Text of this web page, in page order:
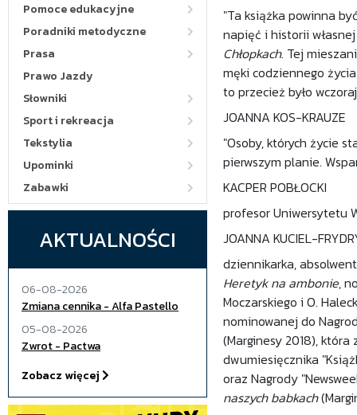
Pomoce edukacyjne
Poradniki metodyczne
Prasa
Prawo Jazdy
Słowniki
Sport i rekreacja
Tekstylia
Upominki
Zabawki
AKTUALNOŚCI
06-08-2026
Zmiana cennika - Alfa Pastello
05-08-2026
Zwrot - Pactwa
Zobacz więcej
"Ta książka powinna
napięć i historii
Chłopkach. Tej
męki codziennego
to przecież było
JOANNA KOS-KRAUZE
"Osoby, których życie
pierwszym planie.
KACPER POBŁOCKI
profesor Uniwersytetu
JOANNA KUCIEL-
dziennikarka,
Heretyk na ambonie,
Moczarskiego i O.
nominowanej do
(Marginesy 2018),
dwumiesięcznika
oraz Nagrody
naszych babkach